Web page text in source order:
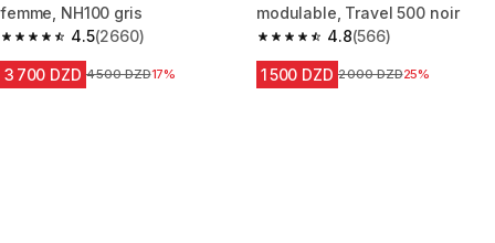
femme, NH100 gris
4.5
4.5 out of 5 stars from 2660 reviews
(2660)
3 700 DZD Prix avant la réduction
4 500 DZD17%
modulable, Travel 500 noir
4.8
4.8 out of 5 stars from 566
(566)
1 500 DZD Prix avant la réduction
2 000 DZD25%